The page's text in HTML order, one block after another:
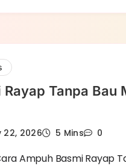
Tanpa Bau
22, 2026 5 Mins 0
Ampuh Basmi Rayap